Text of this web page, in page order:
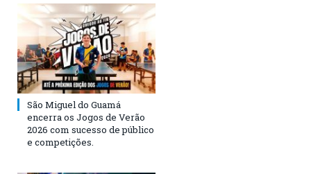
São Miguel do Guamá
encerra os Jogos de Verão
2026 com sucesso de público
e competições.